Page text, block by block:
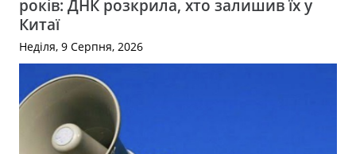
років: ДНК розкрила, хто залишив їх у
Китаї
Неділя, 9 Серпня, 2026